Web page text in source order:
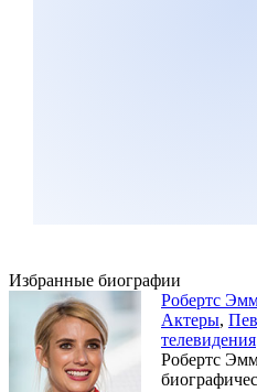
Избранные биографии
Робертс
Актеры,
телевидения
Робертс